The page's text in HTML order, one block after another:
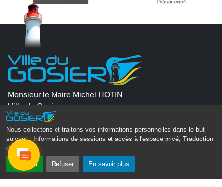
Nous collectons et traitons vos informations personnelles dans le but
suivant :
Informations de sessions et accès à l'espace privé, Traduction
des pages .
Accepter Refuser En savoir plus
Monsieur le Maire Michel HOTIN
Ville du Gosier
67, Boulevard du Général de Gaulle
97190 Le Gosier
Tél.05 90 84 86 86
Envoyer un email